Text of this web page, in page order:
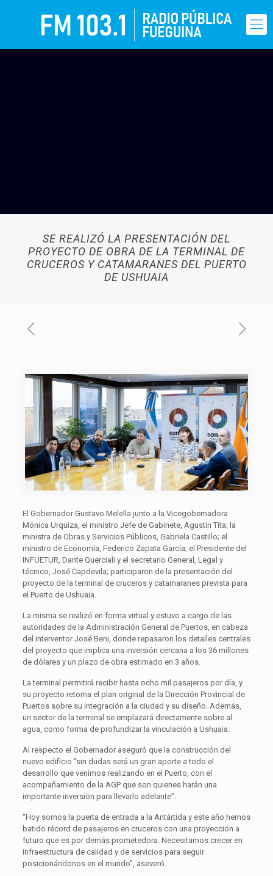
SE REALIZÓ LA PRESENTACIÓN DEL
PROYECTO DE OBRA DE LA TERMINAL DE
CRUCEROS Y CATAMARANES DEL PUERTO
DE USHUAIA
El Gobernador Gustavo Melella junto a la Vicegobernadora
Mónica Urquiza, el ministro Jefe de Gabinete, Agustín Tita; la
ministra de Obras y Servicios Públicos, Gabriela Castillo; el
ministro de Economía, Federico Zapata García; el Presidente del
INFUETUR, Dante Querciali y el secretario General, Legal y
técnico, José Capdevila; participaron de la presentación del
proyecto de la terminal de cruceros y catamaranes prevista para
el Puerto de Ushuaia.
La misma se realizó en forma virtual y estuvo a cargo de las
autoridades de la Administración General de Puertos, en cabeza
del interventor José Beni, donde repasaron los detalles centrales
del proyecto que implica una inversión cercana a los 36 millones
de dólares y un plazo de obra estimado en 3 años.
La terminal permitirá recibir hasta ocho mil pasajeros por día, y
su proyecto retoma el plan original de la Dirección Provincial de
Puertos sobre su integración a la ciudad y su diseño. Además,
un sector de la terminal se emplazará directamente sobre al
agua, como forma de profundizar la vinculación a Ushuaia.
Al respecto el Gobernador aseguró que la construcción del
nuevo edificio “sin dudas será un gran aporte a todo el
desarrollo que venimos realizando en el Puerto, con el
acompañamiento de la AGP que son quienes harán una
importante inversión para llevarlo adelante”.
“Hoy somos la puerta de entrada a la Antártida y este año hemos
batido récord de pasajeros en cruceros con una proyección a
futuro que es por demás prometedora. Necesitamos crecer en
infraestructura de calidad y de servicios para seguir
posicionándonos en el mundo”, aseveró.